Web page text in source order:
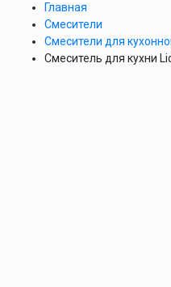
Главная
Смесители
Смесители для
Смеситель для кухни